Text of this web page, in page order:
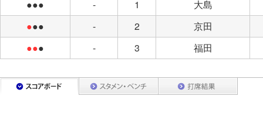
●●● - 1
大島
●●● - 2
京田
●●● - 3 福田